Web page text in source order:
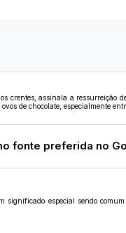
crentes, assinala a ressurreição
de chocolate, especialmente
fonte preferida no
significado especial sendo